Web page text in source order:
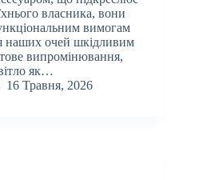
власника, вони
вимогам
наших очей шкідливим
випромінювання,
як…
16 Травня, 2026